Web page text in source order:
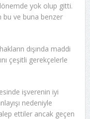
yok olup gitti.
bu ve buna benzer
dışında maddi
çeşitli gerekçelerle
işverenin iyi
nedeniyle
ettiler ancak geçen